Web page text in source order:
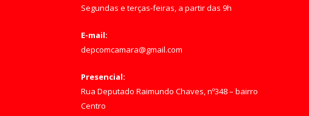
Segundas e terças-feiras, a partir das 9h
E-mail:
depcomcamara@gmail.com
Presencial:
Rua Deputado Raimundo Chaves, nº348 – bairro
Centro